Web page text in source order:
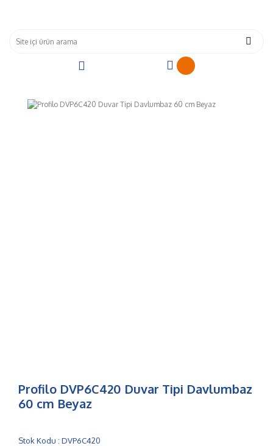
Profilo DVP6C420 Duvar Tipi Davlumbaz
60 cm Beyaz
Stok Kodu : DVP6C420